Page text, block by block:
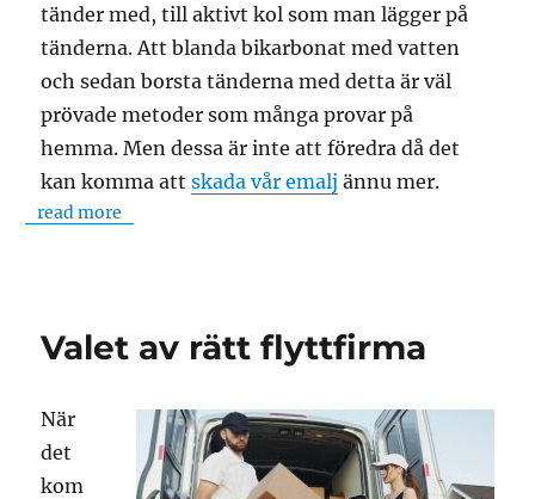
tänder med, till aktivt kol som man lägger på
tänderna. Att blanda bikarbonat med vatten
och sedan borsta tänderna med detta är väl
prövade metoder som många provar på
hemma. Men dessa är inte att föredra då det
kan komma attskada vår emalj ännu mer.
read more
Valet av rätt flyttfirma
När
det
kom